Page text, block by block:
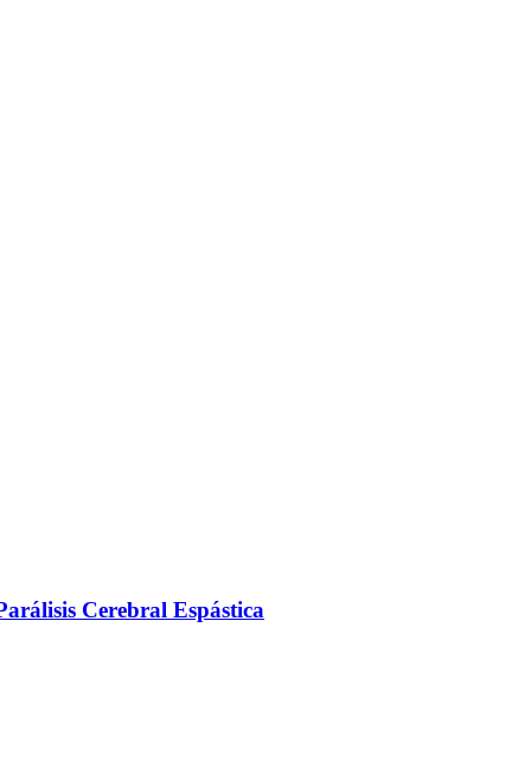
Cerebral Espástica